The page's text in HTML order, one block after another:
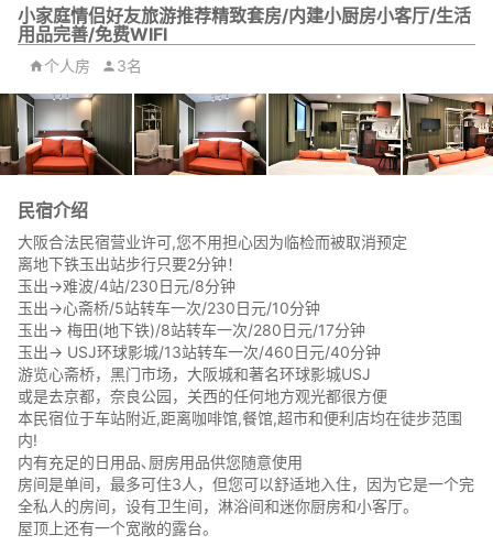
小家庭情侣好友旅游推荐精致套房/内建小厨房小客厅/生活
用品完善/免费WIFI
个人房 3名
民宿介绍
大阪合法民宿营业许可,您不用担心因为临检而被取消预定
离地下铁玉出站步行只要2分钟！
玉出→难波/4站/230日元/8分钟
玉出→心斋桥/5站转车一次/230日元/10分钟
玉出→ 梅田(地下铁)/8站转车一次/280日元/17分钟
玉出→ USJ环球影城/13站转车一次/460日元/40分钟
游览心斋桥，黑门市场，大阪城和著名环球影城USJ
或是去京都，奈良公园，关西的任何地方观光都很方便
本民宿位于车站附近,距离咖啡馆,餐馆,超市和便利店均在徒步范围
内!
内有充足的日用品､厨房用品供您随意使用
房间是单间，最多可住3人，但您可以舒适地入住，因为它是一个完
全私人的房间，设有卫生间，淋浴间和迷你厨房和小客厅。
屋顶上还有一个宽敞的露台。